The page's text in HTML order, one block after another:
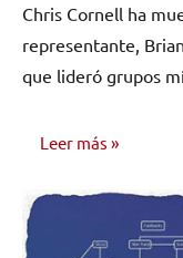
comentarios
Chris Cornell ha
representante,
que lideró grupos
Leer más